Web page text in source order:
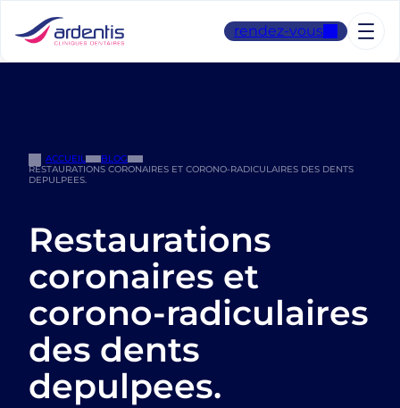
contenu
rendez-vous
ACCUEIL
BLOG
RESTAURATIONS CORONAIRES ET CORONO-RADICULAIRES DES DENTS
DEPULPEES.
Restaurations
coronaires et
corono-radiculaires
des dents
depulpees.